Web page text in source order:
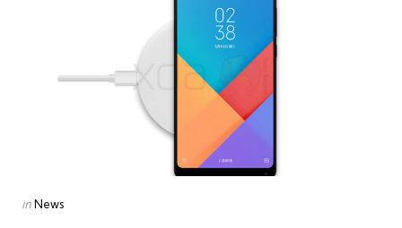
Posted
inNews